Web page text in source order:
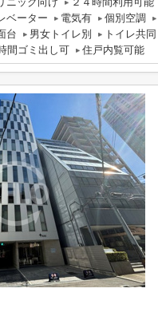
ベーター
電気有 個別空調
台
男女トイレ別 トイレ共同
間ゴミ出し可
住戸内覧可能